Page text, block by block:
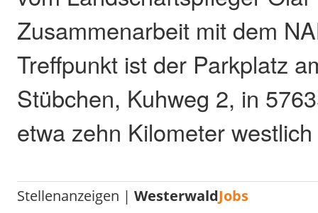
Zusammenarbeit mit dem
Treffpunkt ist der Parkplatz
Stübchen, Kuhweg 2, in
etwa zehn Kilometer
Stellenanzeigen |WesterwaldJobs